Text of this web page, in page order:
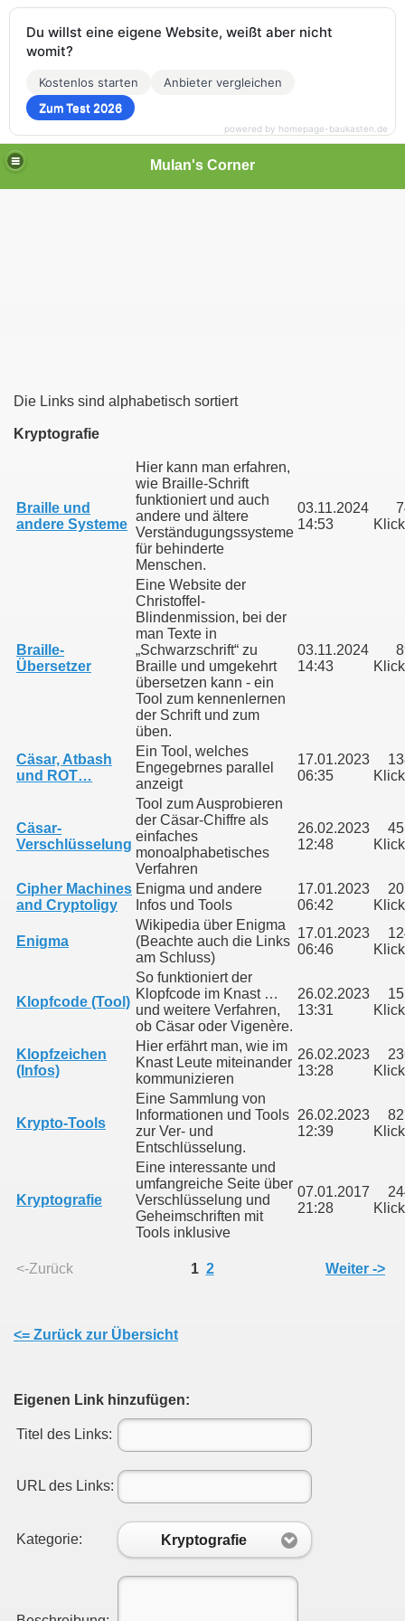
Mulan's Corner
Die Links sind alphabetisch sortiert
Kryptografie
Braille und
andere Systeme
Hier kann man erfahren,
wie Braille-Schrift
funktioniert und auch
andere und ältere
Verständugungssysteme
für behinderte
Menschen.
03.11.2024
14:53
Braille-
Übersetzer
Eine Website der
Christoffel-
Blindenmission, bei der
man Texte in
„Schwarzschrift“ zu
Braille und umgekehrt
übersetzen kann - ein
Tool zum kennenlernen
der Schrift und zum
üben.
03.11.2024
14:43
Cäsar, Atbash
und ROT…
Ein Tool, welches
Engegebrnes parallel
anzeigt
17.01.2023
06:35
Cäsar-
Verschlüsselung
Tool zum Ausprobieren
der Cäsar-Chiffre als
einfaches
monoalphabetisches
Verfahren
26.02.2023
12:48
Cipher Machines
and Cryptoligy
Enigma und andere
Infos und Tools
17.01.2023
06:42
Enigma
Wikipedia über Enigma
(Beachte auch die Links
am Schluss)
17.01.2023
06:46
Klopfcode (Tool)
So funktioniert der
Klopfcode im Knast …
und weitere Verfahren,
ob Cäsar oder Vigenère.
26.02.2023
13:31
Klopfzeichen
(Infos)
Hier erfährt man, wie im
Knast Leute miteinander
kommunizieren
26.02.2023
13:28
Krypto-Tools
Eine Sammlung von
Informationen und Tools
zur Ver- und
Entschlüsselung.
26.02.2023
12:39
Kryptografie
Eine interessante und
umfangreiche Seite über
Verschlüsselung und
Geheimschriften mit
Tools inklusive
07.01.2017
21:28
<-Zurück 1 2 Weiter ->
<= Zurück zur Übersicht
Eigenen Link hinzufügen:
Titel des Links:
URL des Links:
Kategorie: Kryptografie
der Schweriner Seniorenakademie
Du willst eine eigene Website, weißt aber nicht
womit?
Kostenlos starten
Anbieter vergleichen
Zum Test 2026
powered by homepage-baukasten.de